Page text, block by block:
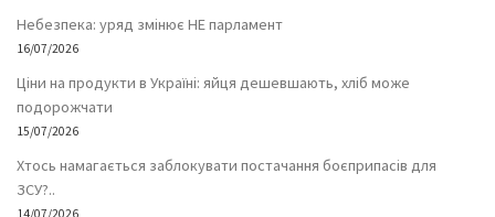
Небезпека: уряд змінює НЕ парламент
16/07/2026
Ціни на продукти в Україні: яйця дешевшають, хліб може
подорожчати
15/07/2026
Хтось намагається заблокувати постачання боєприпасів для
ЗСУ?..
14/07/2026